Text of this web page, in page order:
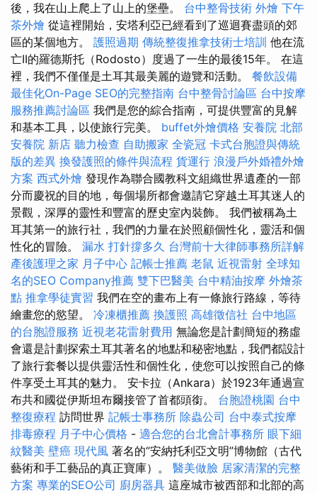
後，我在山上爬上了山上的堡壘。 台中整骨技術 外燴 下午
茶外燴 從這裡開始，安塔利亞已經看到了巡迴賽盡頭的郊
區的某個地方。 護照過期 傳統整復推拿技術士培訓 他在流
亡II的羅德斯托（Rodosto）度過了一生的最後15年。 在這
裡，我們不僅僅是土耳其最美麗的遊覽和活動。 餐飲設備
最佳化On-Page SEO的完整指南 台中整骨討論區 台中按摩
服務推薦討論區 我們是您的綜合指南，可提供豐富的見解
和基本工具，以使旅行完美。 buffet外燴價格 安養院 北部
安養院 新店 聽力檢查 自助搬家 全瓷冠 卡式台胞證與傳統
版的差異 換發護照的條件與流程 貨運行 浪漫戶外婚禮外燴
方案 西式外燴 發現作為聯合國教科文組織世界遺產的一部
分而慶祝的目的地，每個場所都會邀請它穿越土耳其迷人的
景觀，深厚的靈性和豐富的歷史室內裝飾。 我們被稱為土
耳其第一的旅行社，我們的力量在於照顧個性化，靈活和個
性化的冒險。 漏水 打針撐多久 台灣前十大律師事務所詳解
產後護理之家 月子中心 記帳士推薦 老鼠 近視雷射 全球知
名的SEO Company推薦 雙下巴醫美 台中精油按摩 外燴茶
點 推拿學徒實習 我們在空的畫布上有一條旅行路線，等待
繪畫您的慾望。 冷凍櫃推薦 換護照 高雄徵信社 台中地區
的台胞證服務 近視老花雷射費用 無論您是計劃簡短的務虛
會還是計劃探索土耳其著名的地點和秘密地點，我們都設計
了旅行套餐以提供靈活性和個性化，使您可以按照自己的條
件享受土耳其的魅力。 安卡拉（Ankara）於1923年通過宣
布共和國從伊斯坦布爾接管了首都頭銜。 台胞證桃園 台中
整復療程 訪問世界 記帳士事務所 除蟲公司 台中泰式按摩
排毒療程 月子中心價格 - 適合您的台北會計事務所 眼下細
紋醫美 壁癌 現代風 著名的“安納托利亞文明”博物館（古代
藝術和手工藝品的真正寶庫）。 醫美做臉 居家清潔的完整
方案 專業的SEO公司 廚房器具 這座城市被西部和北部的高